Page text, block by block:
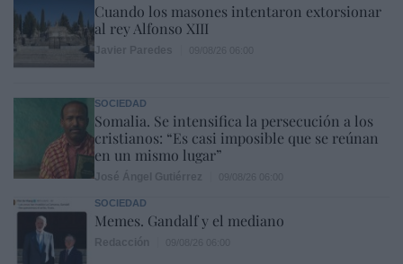
Cuando los masones intentaron extorsionar
al rey Alfonso XIII
SOCIEDAD
Somalia. Se intensifica la persecución a los
cristianos: “Es casi imposible que se reúnan
en un mismo lugar”
SOCIEDAD
Memes. Gandalf y el mediano